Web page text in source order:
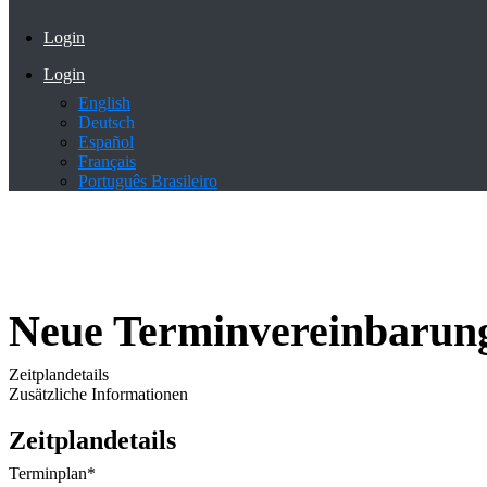
Login
Login
English
Deutsch
Español
Français
Português Brasileiro
Neue
Zeitplandetails
Zusätzliche Informationen
Zeitplandetails
Terminplan*